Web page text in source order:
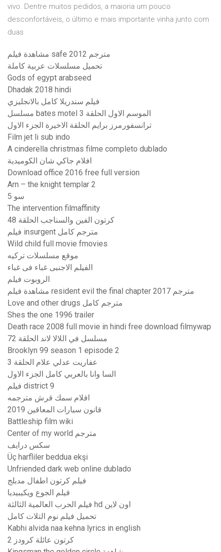
vivo. Dentre muitos pedidos, a maioria um pouco
desconfortáveis, o último e mais importante vinha junto com
duas
مشاهدة فيلم safe 2012 مترجم
تحميل مسلسلات عربية كاملة
Gods of egypt arabseed
Dhadak 2018 hindi
فيلم سندريلا كامل بالانجليزي
مسلسل bates motel الموسم الاول الحلقة 3
ترانسفورمرز برايم الحلقة الاخيرة الجزء الاول
Film jet li sub indo
A cinderella christmas filme completo dublado
افلام جاكي شان الكوميدية
Download office 2016 free full version
Arn – the knight templar 2
سو 5
The intervention filmaffinity
كرتون الفين والسناجب الحلقة 48
فيلم insurgent مترجم كامل
Wild child full movie fmovies
موقع مسلسلات تركيه
الفيلم الاجنبى غباء فى غباء
الروبوت فيلم
مشاهدة فيلم resident evil the final chapter 2017 مترجم
Love and other drugs مترجم كامل
Shes the one 1996 trailer
Death race 2008 full movie in hindi free download filmywap
مسلسل في اللالا لاند الحلقة 72
Brooklyn 99 season 1 episode 2
عفاريت عدلي علام الحلقة 3
السا وانا بالعربي كامل الجزء الاول
فيلم district 9
افلام سمك قرش مترجمه
قانون سيارات المعاقين 2019
Battleship film wiki
Center of my world مترجم
سكس درايف
Üç harfliler beddua ekşi
Unfriended dark web online dublado
فيلم كرتون اطفال مدبلج
فيلم الجوع ويكيبيديا
فيلم الحرب العالمية الثالثة hd اون لاين
تحميل فيلم نوم التلات كامل
Kabhi alvida naa kehna lyrics in english
كرتون عائلة كرودز 2